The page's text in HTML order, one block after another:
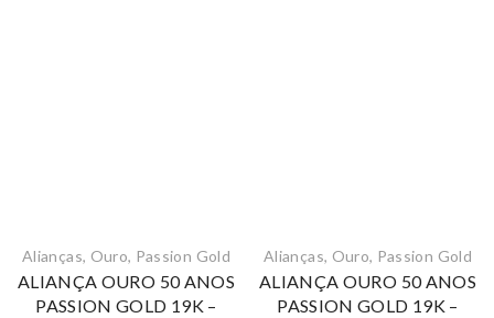
Alianças, Ouro, Passion Gold
ALIANÇA OURO 50 ANOS
PASSION GOLD 19K –
Alianças, Ouro, Passion Gold
ALIANÇA OURO 50 ANOS
PASSION GOLD 19K –